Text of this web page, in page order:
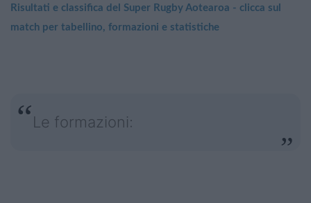
Risultati e classifica del Super Rugby Aotearoa - clicca sul
match per tabellino, formazioni e statistiche
Le formazioni: